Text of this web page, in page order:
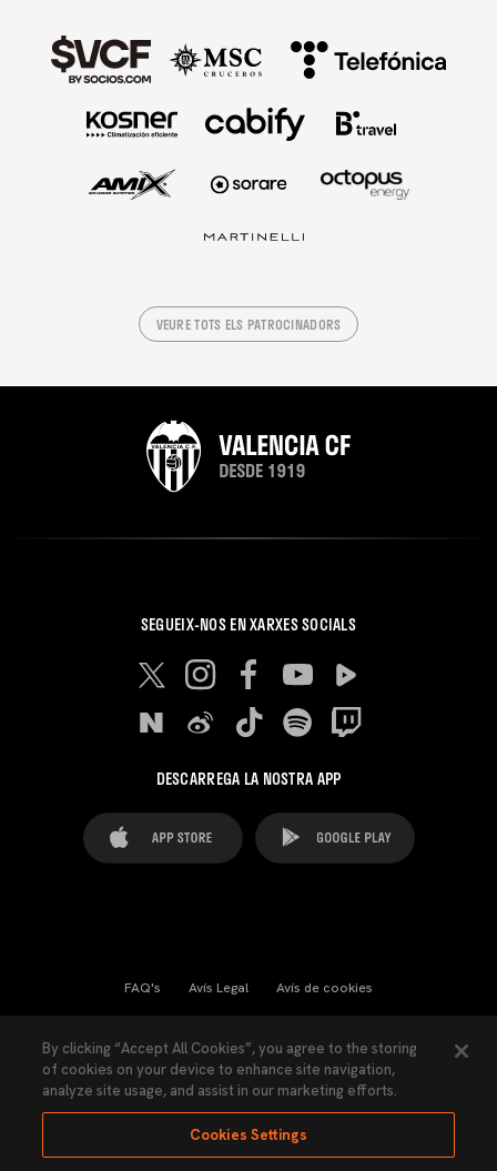
VEURE TOTS ELS PATROCINADORS
SEGUEIX-NOS EN XARXES SOCIALS
DESCARREGA LA NOSTRA APP
FAQ's Avís Legal Avís de cookies
Llei de Transparència Política de Privacitat
Accessibilitat
By clicking “Accept All Cookies”, you agree to the storing
of cookies on your device to enhance site navigation,
analyze site usage, and assist in our marketing efforts.
Cookies Settings